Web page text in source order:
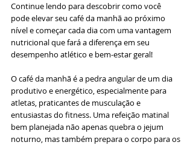
Continue lendo para descobrir como você
pode elevar seu café da manhã ao próximo
nível e começar cada dia com uma vantagem
nutricional que fará a diferença em seu
desempenho atlético e bem-estar geral!
O café da manhã é a pedra angular de um dia
produtivo e energético, especialmente para
atletas, praticantes de musculação e
entusiastas do fitness. Uma refeição matinal
bem planejada não apenas quebra o jejum
noturno, mas também prepara o corpo para os